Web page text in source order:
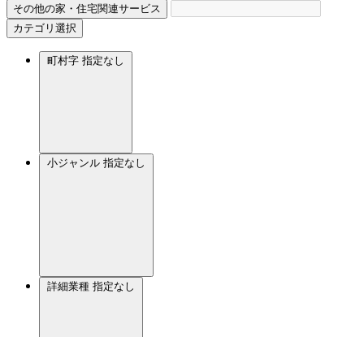
その他の家・住宅関連サービス
カテゴリ選択
町村字 指定なし
小ジャンル 指定なし
詳細業種 指定なし